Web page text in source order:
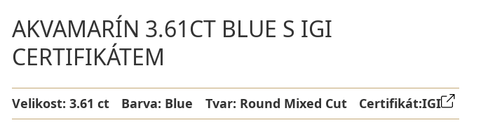
AKVAMARÍN 3.61CT BLUE S IGI
CERTIFIKÁTEM
Velikost: 3.61 ct Barva: Blue Tvar: Round Mixed Cut Certifikát:IGI